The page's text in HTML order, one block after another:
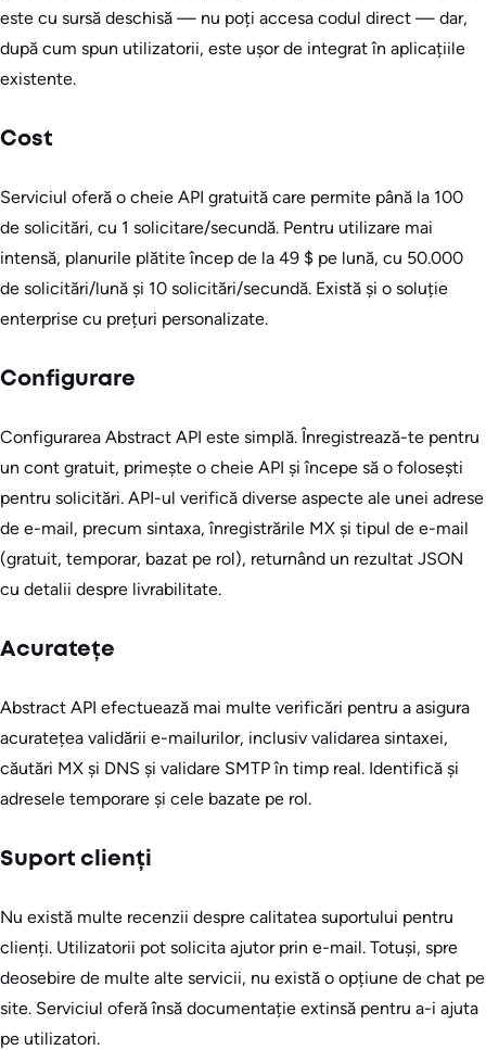
este cu sursă deschisă — nu poți accesa codul direct — dar,
după cum spun utilizatorii, este ușor de integrat în aplicațiile
existente.
Cost
Serviciul oferă o cheie API gratuită care permite până la 100
de solicitări, cu 1 solicitare/secundă. Pentru utilizare mai
intensă, planurile plătite încep de la 49 $ pe lună, cu 50.000
de solicitări/lună și 10 solicitări/secundă. Există și o soluție
enterprise cu prețuri personalizate.
Configurare
Configurarea Abstract API este simplă. Înregistrează-te pentru
un cont gratuit, primește o cheie API și începe să o folosești
pentru solicitări. API-ul verifică diverse aspecte ale unei adrese
de e-mail, precum sintaxa, înregistrările MX și tipul de e-mail
(gratuit, temporar, bazat pe rol), returnând un rezultat JSON
cu detalii despre livrabilitate.
Acuratețe
Abstract API efectuează mai multe verificări pentru a asigura
acuratețea validării e-mailurilor, inclusiv validarea sintaxei,
căutări MX și DNS și validare SMTP în timp real. Identifică și
adresele temporare și cele bazate pe rol.
Suport clienți
Nu există multe recenzii despre calitatea suportului pentru
clienți. Utilizatorii pot solicita ajutor prin e-mail. Totuși, spre
deosebire de multe alte servicii, nu există o opțiune de chat pe
site. Serviciul oferă însă documentație extinsă pentru a-i ajuta
pe utilizatori.